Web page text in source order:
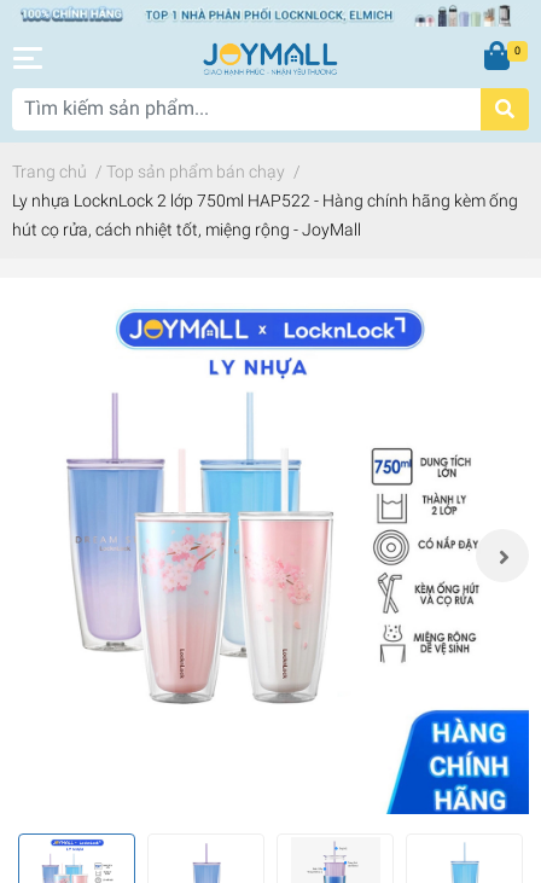
0
Trang chủ / Top sản phẩm bán chạy /
Ly nhựa LocknLock 2 lớp 750ml HAP522 - Hàng chính hãng kèm ống
hút cọ rửa, cách nhiệt tốt, miệng rộng - JoyMall